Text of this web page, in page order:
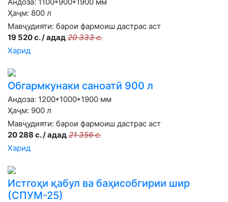
Ҳаҷм: 800 л
Мавҷудияти: барои фармоиш дастрас аст
19 520 с. / адад 20 333 с.
Харид
Обгармкунаки саноатӣ 900 л
Андоза: 1200*1000*1900 мм
Ҳаҷм: 900 л
Мавҷудияти: барои фармоиш дастрас аст
20 288 с. / адад 21 356 с.
Харид
Истгоҳи қабул ва баҳисобгирии шир
(СПУМ-25)